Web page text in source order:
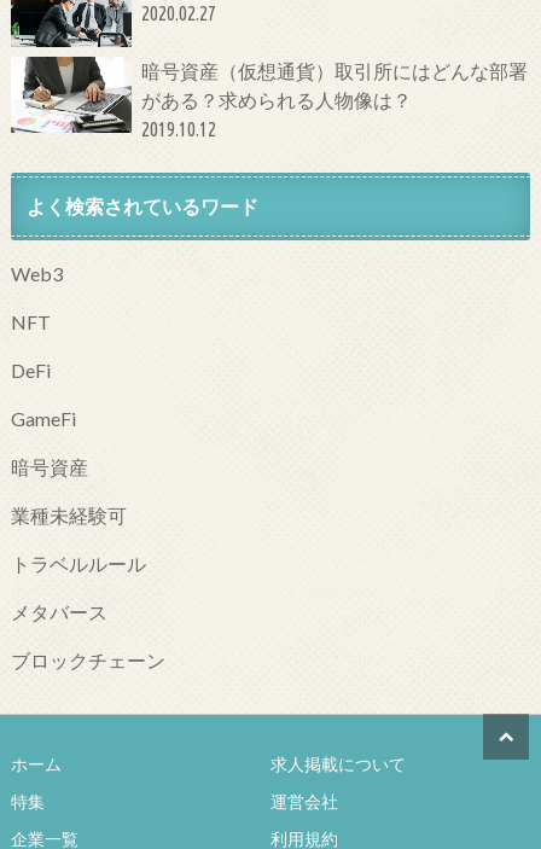
2020.02.27
暗号資産（仮想通貨）取引所にはどんな部署
がある？求められる人物像は？
2019.10.12
よく検索されているワード
Web3
NFT
DeFi
GameFi
暗号資産
業種未経験可
トラベルルール
メタバース
ブロックチェーン
ホーム
特集
企業一覧
求人掲載について
運営会社
利用規約